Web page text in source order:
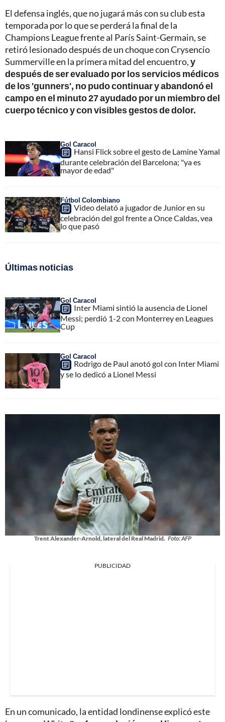
El defensa inglés, que no jugará más con su club esta
temporada por lo que se perderá la final de la
Champions League frente al París Saint-Germain, se
retiró lesionado después de un choque con Crysencio
Summerville en la primera mitad del encuentro,y
después de ser evaluado por los servicios médicos
de los 'gunners', no pudo continuar y abandonó el
campo en el minuto 27 ayudado por un miembro del
cuerpo técnico y con visibles gestos de dolor.
Gol Caracol
Hansi Flick sobre el gesto de Lamine Yamal
durante celebración del Barcelona; "ya es
mayor de edad"
Fútbol Colombiano
Video delató a jugador de Junior en su
celebración del gol frente a Once Caldas, vea
lo que pasó
Últimas noticias
Gol Caracol
Inter Miami sintió la ausencia de Lionel
Messi; perdió 1-2 con Monterrey en Leagues
Cup
Gol Caracol
Rodrigo de Paul anotó gol con Inter Miami
y se lo dedicó a Lionel Messi
Trent Alexander-Arnold, lateral del Real Madrid. Foto: AFP
PUBLICIDAD
En un comunicado, la entidad londinense explicó este